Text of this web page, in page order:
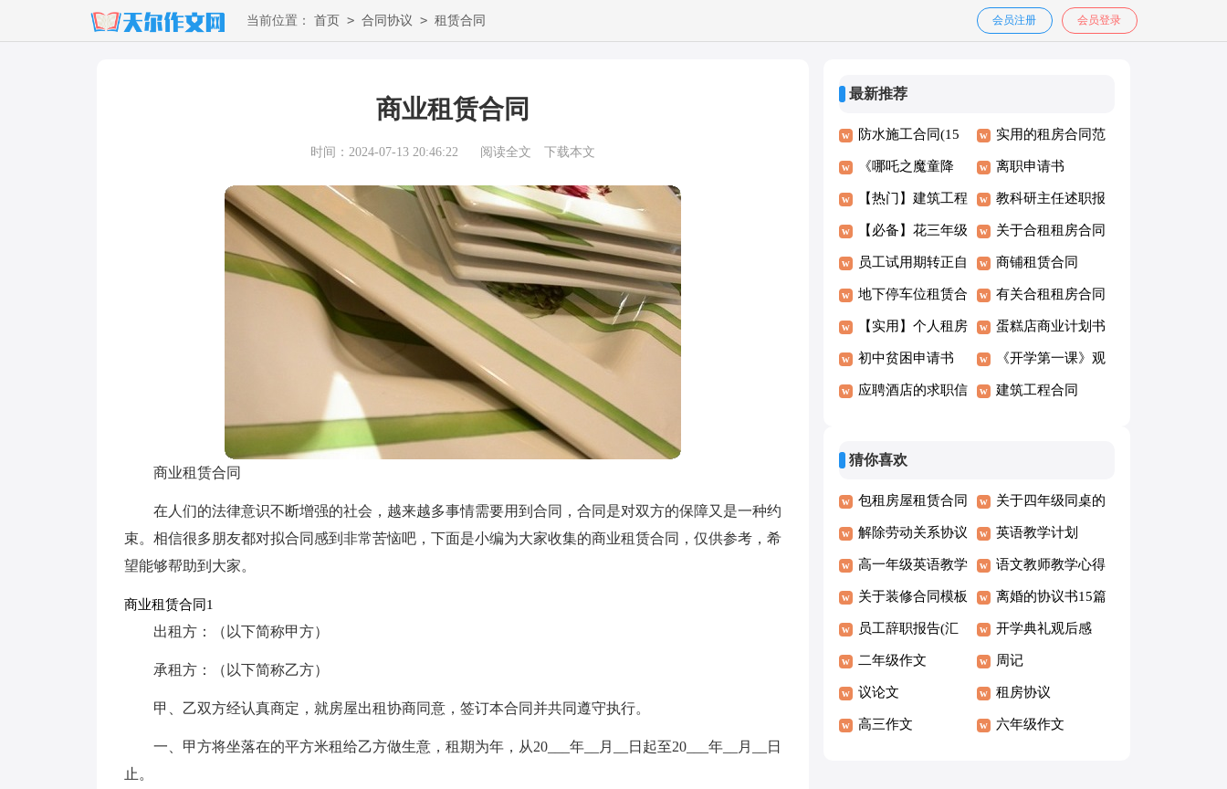
当前位置： 首页 > 合同协议 > 租赁合同 会员登录
会员注册
商业租赁合同
时间：2024-07-13 20:46:22 阅读全文 下载本文
商业租赁合同
在人们的法律意识不断增强的社会，越来越多事情需要用到合同，合同是对双方的保障又是一种约
束。相信很多朋友都对拟合同感到非常苦恼吧，下面是小编为大家收集的商业租赁合同，仅供参考，希
望能够帮助到大家。
商业租赁合同1
出租方：（以下简称甲方）
承租方：（以下简称乙方）
甲、乙双方经认真商定，就房屋出租协商同意，签订本合同并共同遵守执行。
一、甲方将坐落在的平方米租给乙方做生意，租期为年，从20___年__月__日起至20___年__月__日
止。
最新推荐
防水施工合同(15
篇)
实用的租房合同范
文汇编六篇
《哪吒之魔童降
世》观后感
离职申请书
【热门】建筑工程
施工合同
教科研主任述职报
告
【必备】花三年级
作文4篇
关于合租租房合同
范文汇编6篇
员工试用期转正自
我鉴定
商铺租赁合同
地下停车位租赁合
同
有关合租租房合同
锦集九篇
【实用】个人租房
合同范文合集七篇
蛋糕店商业计划书
初中贫困申请书 《开学第一课》观
后感12篇
应聘酒店的求职信 建筑工程合同
猜你喜欢
包租房屋租赁合同 关于四年级同桌的
作文六篇
解除劳动关系协议
书范文汇编10篇
英语教学计划
高一年级英语教学
计划
语文教师教学心得
体会
关于装修合同模板
锦集八篇
离婚的协议书15篇
员工辞职报告(汇
编15篇)
开学典礼观后感
二年级作文 周记
议论文 租房协议
高三作文 六年级作文